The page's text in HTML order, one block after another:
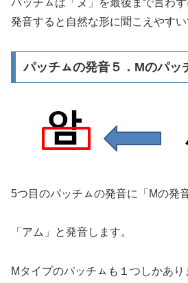
パッチㇺは「ヌ」を最後まで言わ
発音すると自然な形に聞こえやすい
パッチㇺの発音５．Mのパッ
5つ目のパッチㇺの発音に「Mの発
「アム」と発音します。
Mタイプのパッチㇺも１つしかあ